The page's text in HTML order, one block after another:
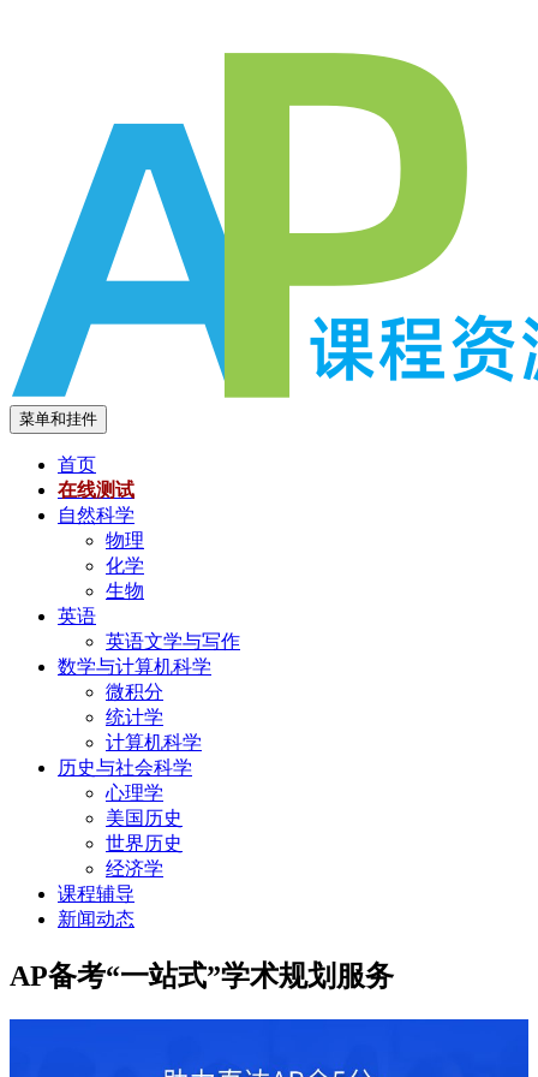
菜单和挂件
首页
在线测试
自然科学
物理
化学
生物
英语
英语文学与写作
数学与计算机科学
微积分
统计学
计算机科学
历史与社会科学
心理学
美国历史
世界历史
经济学
课程辅导
新闻动态
AP备考“一站式”学术规划服务